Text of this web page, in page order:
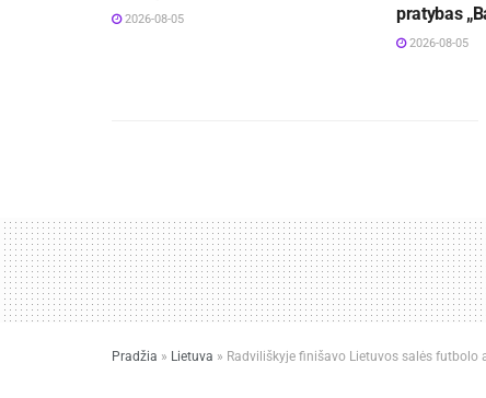
2026-08-05
pratybas
2026-08-05
Pradžia » Lietuva » Radviliškyje finišavo Lietuvos salės